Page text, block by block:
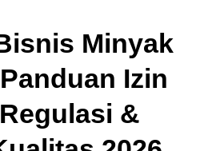
Minyak
Izin
&